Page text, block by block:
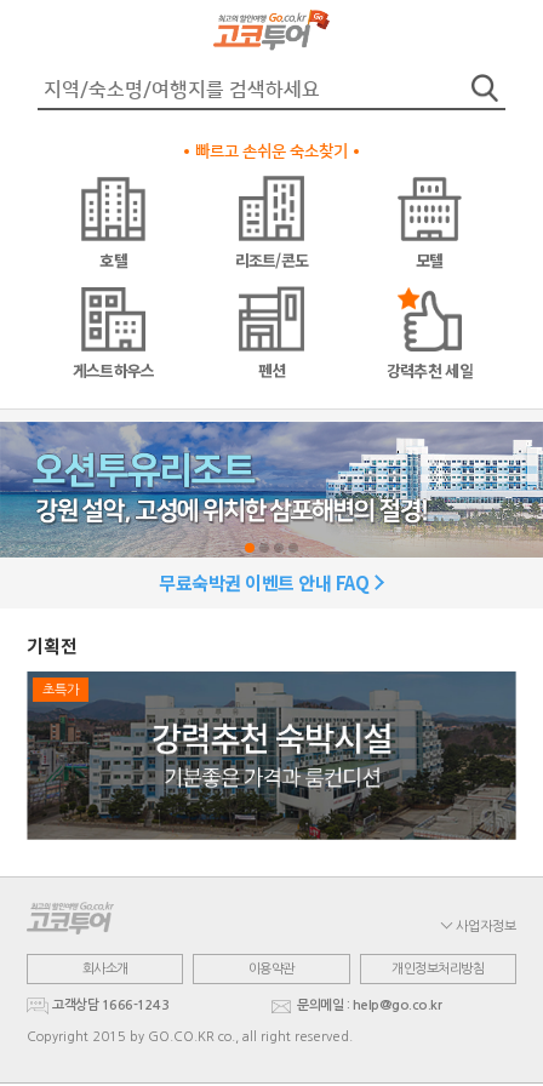
빠르고 손쉬운 숙소찾기
호텔 리조트/콘도 모텔
게스트하우스 펜션 강력추천 세일
무료숙박권 이벤트 안내 FAQ
기획전
초특가
사업자정보
회사소개 이용약관 개인정보처리방침
고객상담 1666-1243 문의메일 : help@go.co.kr
Copyright 2015 by GO.CO.KR co., all right reserved.